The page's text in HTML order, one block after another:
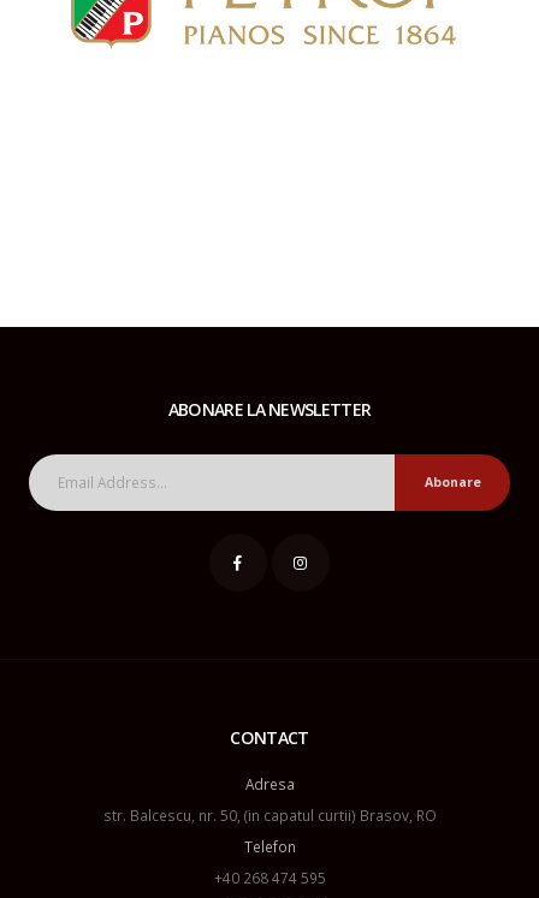
ABONARE LA NEWSLETTER
Abonare
CONTACT
Adresa
str. Balcescu, nr. 50, (in capatul curtii) Brasov, RO
Telefon
+40 268 474 595